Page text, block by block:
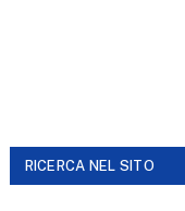
RICERCA NEL SITO